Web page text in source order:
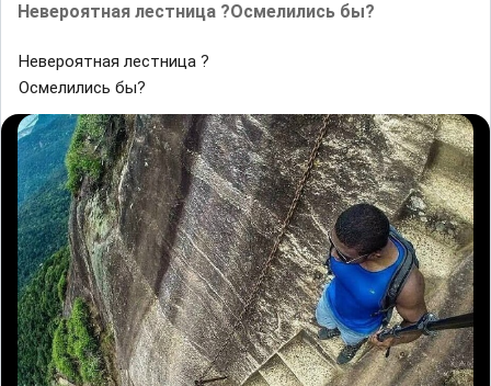
Невероятная лестница ?Осмелились бы?
Невероятная лестница ?
Осмелились бы?